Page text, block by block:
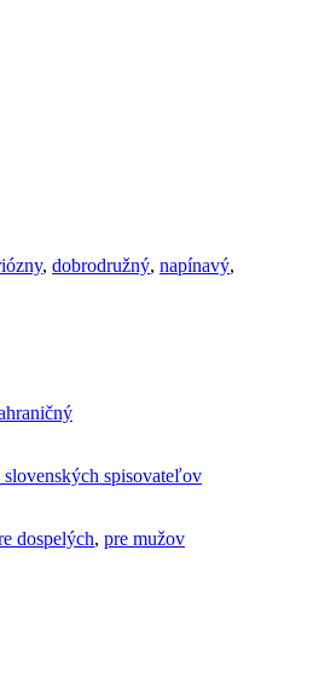
, dobrodružný, napínavý,
spisovateľov
dospelých, pre mužov